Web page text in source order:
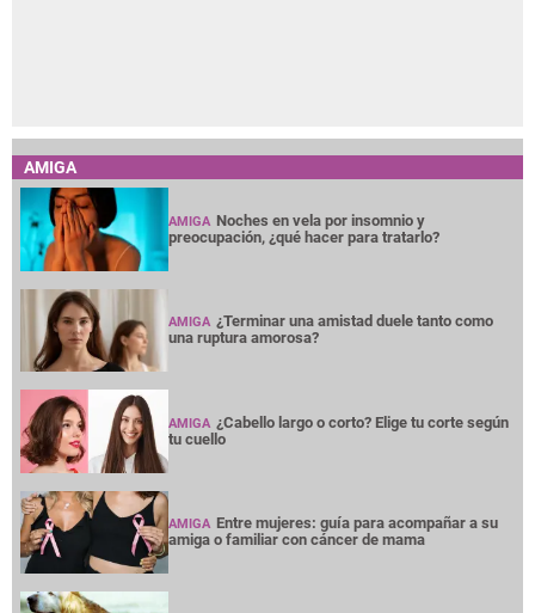
AMIGA
AMIGA Noches en vela por insomnio y
preocupación, ¿qué hacer para tratarlo?
AMIGA ¿Terminar una amistad duele tanto como
una ruptura amorosa?
AMIGA ¿Cabello largo o corto? Elige tu corte según
tu cuello
AMIGA Entre mujeres: guía para acompañar a su
amiga o familiar con cáncer de mama